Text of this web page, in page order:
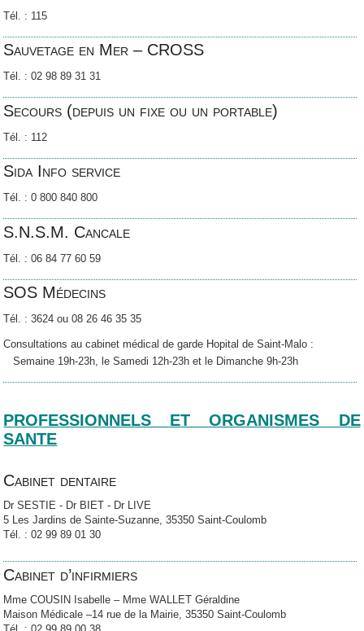
Tél. : 115
Sauvetage en Mer – CROSS
Tél. : 02 98 89 31 31
Secours (depuis un fixe ou un portable)
Tél. : 112
Sida Info service
Tél. : 0 800 840 800
S.N.S.M. Cancale
Tél. : 06 84 77 60 59
SOS Médecins
Tél. : 3624 ou 08 26 46 35 35
Consultations au cabinet médical de garde Hopital de Saint-Malo :
Semaine 19h-23h, le Samedi 12h-23h et le Dimanche 9h-23h
PROFESSIONNELS ET ORGANISMES DE
SANTE
Cabinet dentaire
Dr SESTIE - Dr BIET - Dr LIVE
5 Les Jardins de Sainte-Suzanne, 35350 Saint-Coulomb
Tél. : 02 99 89 01 30
Cabinet d’infirmiers
Mme COUSIN Isabelle – Mme WALLET Géraldine
Maison Médicale –14 rue de la Mairie, 35350 Saint-Coulomb